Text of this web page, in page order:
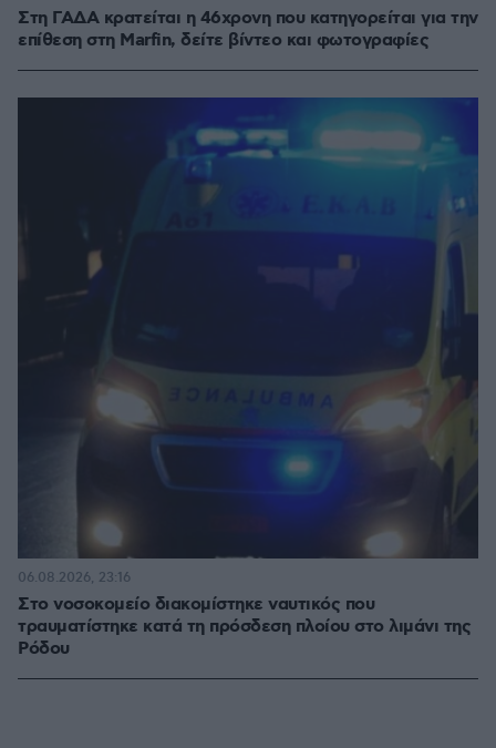
Στη ΓΑΔΑ κρατείται η 46χρονη που κατηγορείται για την
επίθεση στη Marfin, δείτε βίντεο και φωτογραφίες
Στο νοσοκομείο διακομίστηκε ναυτικός που
τραυματίστηκε κατά τη πρόσδεση πλοίου στο λιμάνι της
Ρόδου
06.08.2026, 23:16